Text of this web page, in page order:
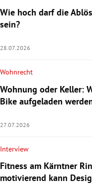
Wie hoch darf die
sein?
28.07.2026
Wohnrecht
Wohnung oder Keller:
Bike aufgeladen
27.07.2026
Interview
Fitness am Kärntner
motivierend kann